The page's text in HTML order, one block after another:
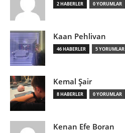
2 HABERLER 0 YORUMLAR
Kaan Pehlivan
46 HABERLER 5 YORUMLAR
Kemal Şair
8 HABERLER 0 YORUMLAR
Kenan Efe Boran